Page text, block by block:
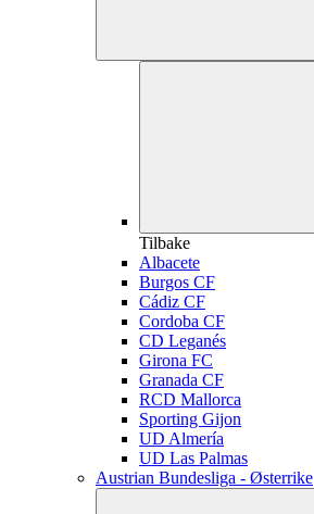
Tilbake
Albacete
Burgos CF
Cádiz CF
Cordoba CF
CD Leganés
Girona FC
Granada CF
RCD Mallorca
Sporting Gijon
UD Almería
UD Las Palmas
Austrian Bundesliga - Østerrike